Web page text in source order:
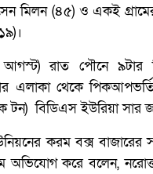
মিলন (৪৫) ও একই
আগস্ট) রাত পৌনে ৯টার
এলাকা থেকে
টন) বিডিএস ইউরিয়া সার
করম বক্স বাজারের
অভিযোগ করে বলেন,